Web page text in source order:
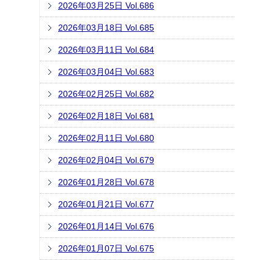
2026年03月25日 Vol.686
2026年03月18日 Vol.685
2026年03月11日 Vol.684
2026年03月04日 Vol.683
2026年02月25日 Vol.682
2026年02月18日 Vol.681
2026年02月11日 Vol.680
2026年02月04日 Vol.679
2026年01月28日 Vol.678
2026年01月21日 Vol.677
2026年01月14日 Vol.676
2026年01月07日 Vol.675